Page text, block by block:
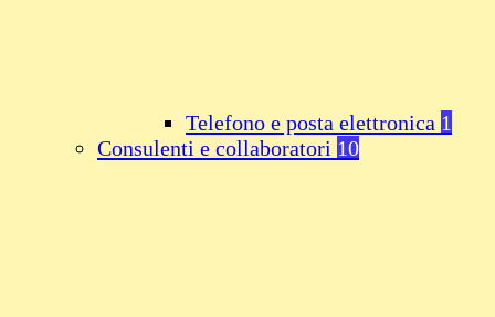
Telefono e posta elettronica 1
Consulenti e collaboratori 10